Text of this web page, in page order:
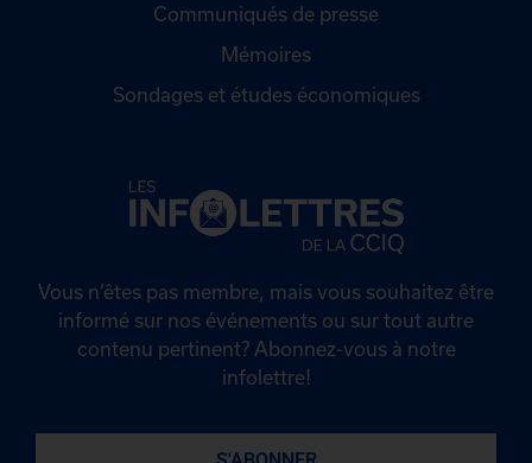
Communiqués de presse
Mémoires
Sondages et études économiques
Vous n’êtes pas membre, mais vous souhaitez être
informé sur nos événements ou sur tout autre
contenu pertinent? Abonnez-vous à notre
infolettre!